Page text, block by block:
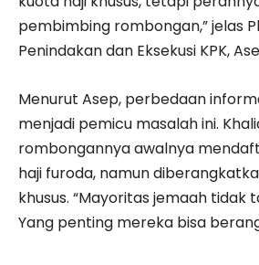
pembimbing rombongan,” jelas
Penindakan dan Eksekusi KPK,
Menurut Asep, perbedaan
menjadi pemicu masalah ini.
rombongannya awalnya
haji furoda, namun
khusus. “Mayoritas jemaah tidak
Yang penting mereka bisa